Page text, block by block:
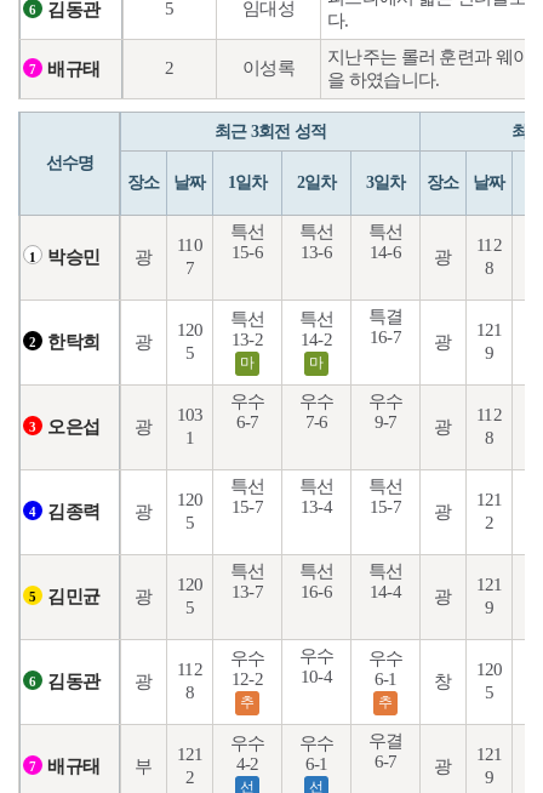
6 김동관 5 임대성
다.
7 배규태 2 이성록
지난주는 롤러 훈련과 웨이
을 하였습니다.
선수명
최근 3회전 성적 최
장소 날짜 1일차 2일차 3일차 장소 날짜
1 박승민 광
110
7
특선
15-6
특선
13-6
특선
14-6
광
112
8
2 한탁희 광
120
5
특선
13-2
마
특선
14-2
마
특결
16-7
광
121
9
3 오은섭 광
103
1
우수
6-7
우수
7-6
우수
9-7
광
112
8
4 김종력 광
120
5
특선
15-7
특선
13-4
특선
15-7
광
121
2
5 김민균 광
120
5
특선
13-7
특선
16-6
특선
14-4
광
121
9
6 김동관 광
112
8
우수
12-2
추
우수
10-4
우수
6-1
추
창
120
5
7 배규태 부
121
2
우수
4-2
선
우수
6-1
선
우결
6-7
광
121
9